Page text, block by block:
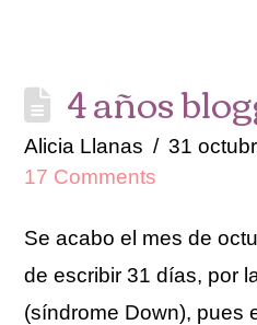
4 años
Alicia Llanas 31
17 Comments
Se acabo el mes de
de escribir 31 días, por
(síndrome Down), pues